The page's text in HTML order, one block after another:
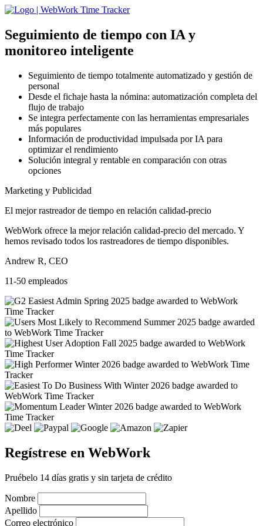
Seguimiento de tiempo con IA y
monitoreo inteligente
Seguimiento de tiempo totalmente automatizado y gestión de
personal
Desde el fichaje hasta la nómina: automatización completa del
flujo de trabajo
Se integra perfectamente con las herramientas empresariales
más populares
Información de productividad impulsada por IA para
optimizar el rendimiento
Solución integral y rentable en comparación con otras
opciones
Marketing y Publicidad
El mejor rastreador de tiempo en relación calidad-precio
WebWork ofrece la mejor relación calidad-precio del mercado. Y
hemos revisado todos los rastreadores de tiempo disponibles.
Andrew R, CEO
11-50 empleados
Regístrese en WebWork
Pruébelo 14 días gratis y sin tarjeta de crédito
Nombre
Apellido
Correo electrónico